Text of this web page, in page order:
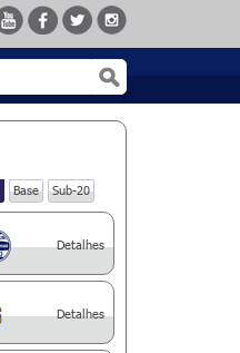
Base Sub-20
Detalhes
Detalhes